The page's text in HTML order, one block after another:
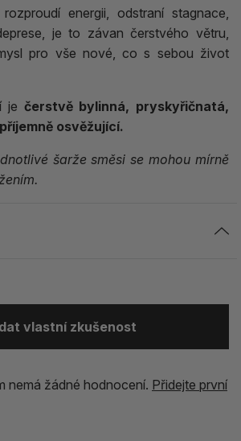
energii, odstraní stagnace,
je to závan čerstvého větru,
pro vše nové, co s sebou život
je čerstvě bylinná, pryskyřičnatá,
osvěžující.
šarže směsi se mohou mírně
vlastní zkušenost
nemá žádné hodnocení. Přidejte první